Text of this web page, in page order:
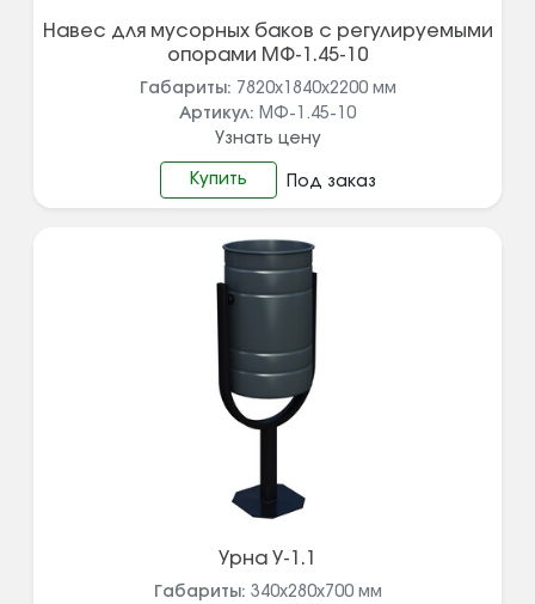
Навес для мусорных баков с регулируемыми
опорами МФ-1.45-10
Габариты: 7820х1840х2200 мм
Артикул: МФ-1.45-10
Узнать цену
Купить Под заказ
Урна У-1.1
Габариты: 340х280х700 мм